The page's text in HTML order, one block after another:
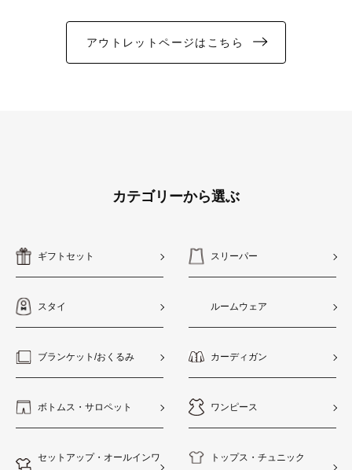
アウトレットページはこちら
カテゴリーから選ぶ
ギフトセット スリーパー
スタイ ルームウェア
ブランケット/おくるみ カーディガン
ボトムス・サロペット ワンピース
セットアップ・オールインワ
トップス・チュニック